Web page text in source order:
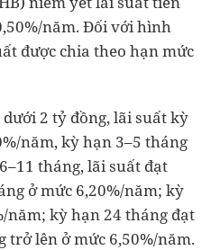
năm. Đối với hình
được chia theo hạn mức
2 tỷ đồng, lãi suất kỳ
năm, kỳ hạn 3–5 tháng
tháng, lãi suất đạt
ở mức 6,20%/năm; kỳ
năm; kỳ hạn 24 tháng đạt
trở lên ở mức 6,50%/năm.